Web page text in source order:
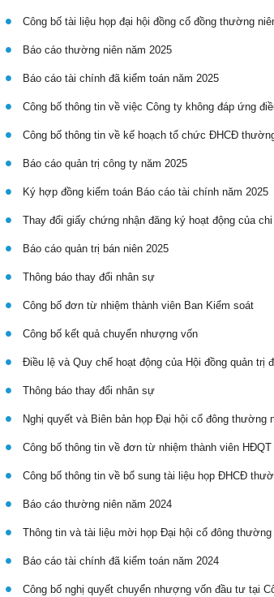
Công bố tài liệu họp đại hội đồng cổ đồng thường
Báo cáo thường niên năm 2025
Báo cáo tài chính đã kiểm toán năm 2025
Công bố thông tin về việc Công ty không đáp ứng
Công bố thông tin về kế hoạch tổ chức ĐHCĐ
Báo cáo quản trị công ty năm 2025
Ký hợp đồng kiểm toán Báo cáo tài chính năm 2025
Thay đổi giấy chứng nhận đăng ký hoạt động của
Báo cáo quản trị bán niên 2025
Thông báo thay đổi nhân sự
Công bố đơn từ nhiệm thành viên Ban Kiểm soát
Công bố kết quả chuyển nhượng vốn
Điều lệ và Quy chế hoạt động của Hội đồng quản
Thông báo thay đổi nhân sự
Nghị quyết và Biên bản họp Đại hội cổ đông thường
Công bố thông tin về đơn từ nhiệm thành viên HĐQT
Công bố thông tin về bổ sung tài liệu họp ĐHCĐ
Báo cáo thường niên năm 2024
Thông tin và tài liệu mời họp Đại hội cổ đông thường
Báo cáo tài chính đã kiểm toán năm 2024
Công bố nghị quyết chuyển nhượng vốn đầu tư tại